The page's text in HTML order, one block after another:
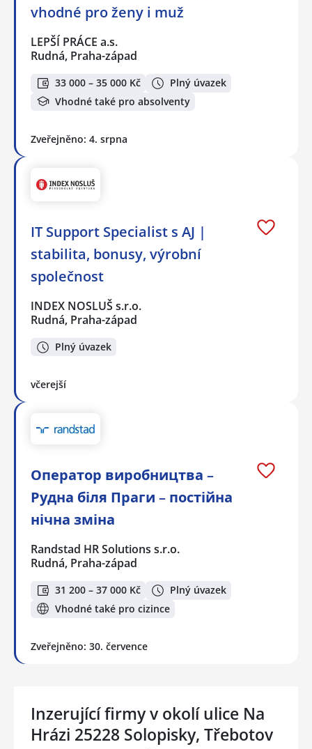
vhodné pro ženy i muž
LEPŠÍ PRÁCE a.s.
Rudná, Praha-západ
33 000 – 35 000 Kč
Plný úvazek
Vhodné také pro absolventy
Zveřejněno: 4. srpna
IT Support Specialist s AJ |
stabilita, bonusy, výrobní
společnost
INDEX NOSLUŠ s.r.o.
Rudná, Praha-západ
Plný úvazek
včerejší
Оператор виробництва –
Рудна біля Праги – постійна
нічна зміна
Randstad HR Solutions s.r.o.
Rudná, Praha-západ
31 200 – 37 000 Kč
Plný úvazek
Vhodné také pro cizince
Zveřejněno: 30. července
Inzerující firmy v okolí ulice Na
Hrázi 25228 Solopisky, Třebotov